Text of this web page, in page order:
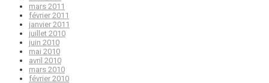
mars 2011
février 2011
janvier 2011
juillet 2010
juin 2010
mai 2010
avril 2010
mars 2010
février 2010